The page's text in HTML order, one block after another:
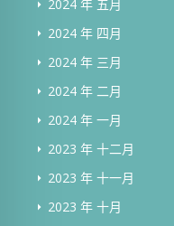
2024 年 五月
2024 年 四月
2024 年 三月
2024 年 二月
2024 年 一月
2023 年 十二月
2023 年 十一月
2023 年 十月